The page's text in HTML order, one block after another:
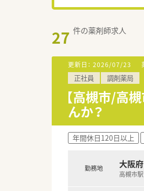
27 件の薬剤師求人
更新日： 2026/07/23
正社員 調剤薬局
【高槻市/高
んか？
年間休日120日以上
勤務地 大阪
高槻市